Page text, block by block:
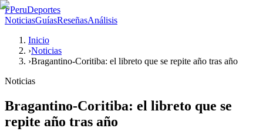
PPeruDeportes
NoticiasGuíasReseñasAnálisis
Inicio
›Noticias
›Bragantino-Coritiba: el libreto que se repite año tras año
Noticias
Bragantino-Coritiba: el libreto que se
repite año tras año